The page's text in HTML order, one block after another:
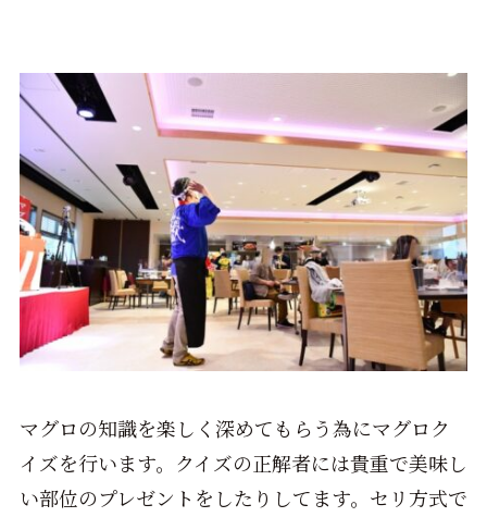
マグロの知識を楽しく深めてもらう為にマグロク
イズを行います。クイズの正解者には貴重で美味し
い部位のプレゼントをしたりしてます。セリ方式で